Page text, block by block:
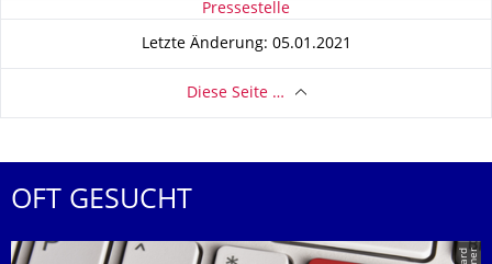
Zu dieser Seite Pressestelle
Letzte Änderung: 05.01.2021
Diese Seite …
OFT GESUCHT